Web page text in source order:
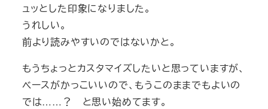
ュッとした印象になりました。
うれしい。
前より読みやすいのではないかと。
もうちょっとカスタマイズしたいと思っていますが、
ベースがかっこいいので、もうこのままでもよいの
では……？ と思い始めてます。